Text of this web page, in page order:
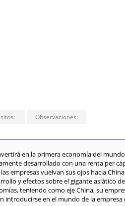
Observaciones:
en la primera economía del
desarrollado con una renta per
empresas vuelvan sus ojos hacia
y efectos sobre el gigante asiático
teniendo como eje China, su
introducirse en el mundo de la empresa